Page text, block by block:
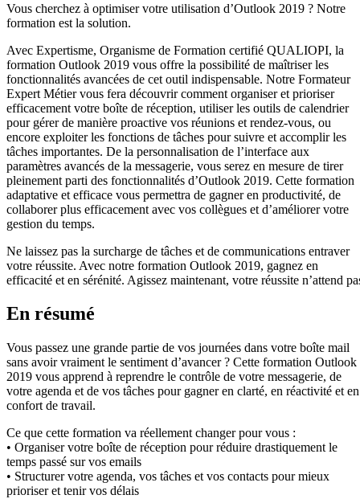
Vous cherchez à optimiser votre utilisation d’Outlook 2019 ? Notre
formation est la solution.
Avec Expertisme, Organisme de Formation certifié QUALIOPI, la
formation Outlook 2019 vous offre la possibilité de maîtriser les
fonctionnalités avancées de cet outil indispensable. Notre Formateur
Expert Métier vous fera découvrir comment organiser et prioriser
efficacement votre boîte de réception, utiliser les outils de calendrier
pour gérer de manière proactive vos réunions et rendez-vous, ou
encore exploiter les fonctions de tâches pour suivre et accomplir les
tâches importantes. De la personnalisation de l’interface aux
paramètres avancés de la messagerie, vous serez en mesure de tirer
pleinement parti des fonctionnalités d’Outlook 2019. Cette formation
adaptative et efficace vous permettra de gagner en productivité, de
collaborer plus efficacement avec vos collègues et d’améliorer votre
gestion du temps.
Ne laissez pas la surcharge de tâches et de communications entraver
votre réussite. Avec notre formation Outlook 2019, gagnez en
efficacité et en sérénité. Agissez maintenant, votre réussite n’attend
En résumé
Vous passez une grande partie de vos journées dans votre boîte mail
sans avoir vraiment le sentiment d’avancer ? Cette formation Outlook
2019 vous apprend à reprendre le contrôle de votre messagerie, de
votre agenda et de vos tâches pour gagner en clarté, en réactivité et en
confort de travail.
Ce que cette formation va réellement changer pour vous :
• Organiser votre boîte de réception pour réduire drastiquement le
temps passé sur vos emails
• Structurer votre agenda, vos tâches et vos contacts pour mieux
prioriser et tenir vos délais